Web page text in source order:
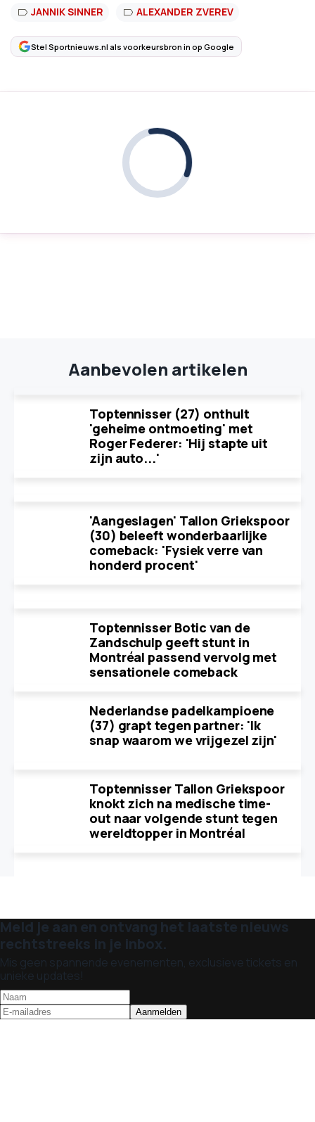
JANNIK SINNER
ALEXANDER ZVEREV
Stel Sportnieuws.nl als voorkeursbron in op Google
Aanbevolen artikelen
Toptennisser (27) onthult
'geheime ontmoeting' met
Roger Federer: 'Hij stapte uit
zijn auto...'
'Aangeslagen' Tallon Griekspoor
(30) beleeft wonderbaarlijke
comeback: 'Fysiek verre van
honderd procent'
Toptennisser Botic van de
Zandschulp geeft stunt in
Montréal passend vervolg met
sensationele comeback
Nederlandse padelkampioene
(37) grapt tegen partner: 'Ik
snap waarom we vrijgezel zijn'
Toptennisser Tallon Griekspoor
knokt zich na medische time-
out naar volgende stunt tegen
wereldtopper in Montréal
Meld je aan en ontvang het laatste nieuws
rechtstreeks in je inbox.
Mis geen spannende evenementen, exclusieve tickets en
unieke updates!